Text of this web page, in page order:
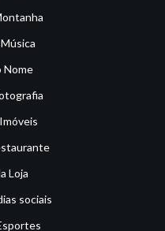
Nome
Loja
sociais